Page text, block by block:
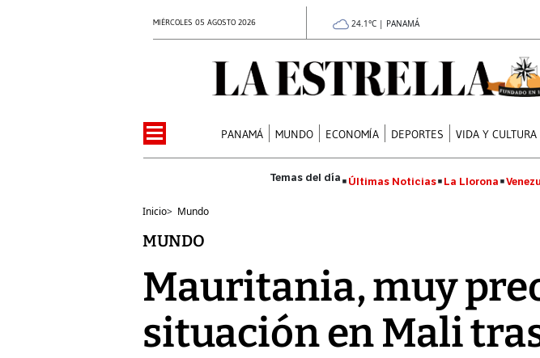
MIÉRCOLES 05 AGOSTO 2026 24.1°C | PANAMÁ
PANAMÁ MUNDO ECONOMÍA DEPORTES VIDA Y CULTURA
Últimas Noticias La Llorona
Inicio> Mundo
MUNDO
Mauritania, muy
situación en Mali